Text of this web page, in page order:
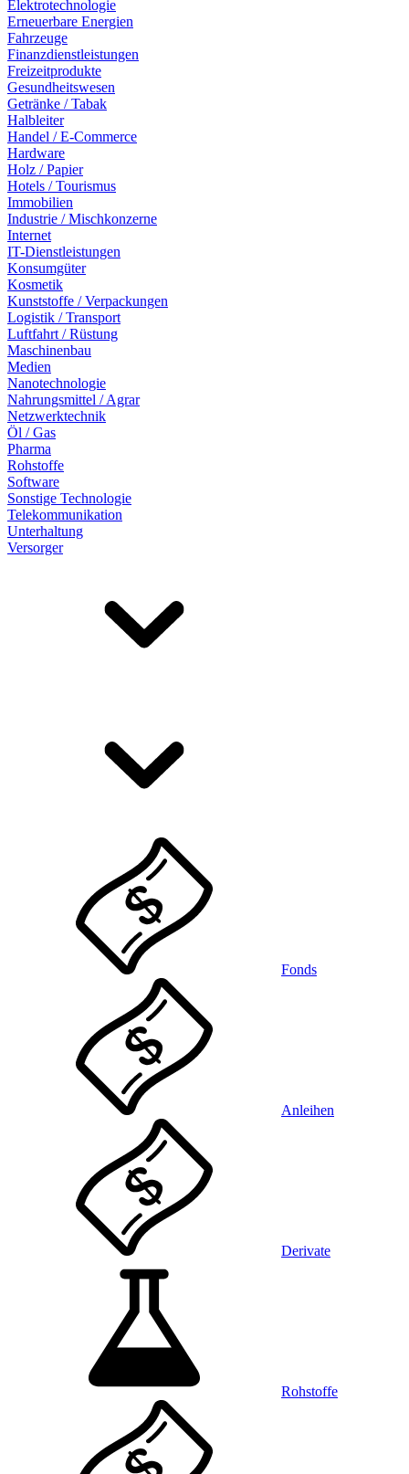
Elektrotechnologie
Erneuerbare Energien
Fahrzeuge
Finanzdienstleistungen
Freizeitprodukte
Gesundheitswesen
Getränke / Tabak
Halbleiter
Handel / E-Commerce
Hardware
Holz / Papier
Hotels / Tourismus
Immobilien
Industrie / Mischkonzerne
Internet
IT-Dienstleistungen
Konsumgüter
Kosmetik
Kunststoffe / Verpackungen
Logistik / Transport
Luftfahrt / Rüstung
Maschinenbau
Medien
Nanotechnologie
Nahrungsmittel / Agrar
Netzwerktechnik
Öl / Gas
Pharma
Rohstoffe
Software
Sonstige Technologie
Telekommunikation
Unterhaltung
Versorger
Fonds
Anleihen
Derivate
Rohstoffe